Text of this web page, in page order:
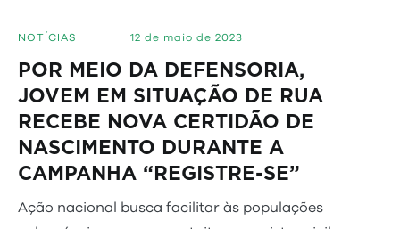
NOTÍCIAS 12 de maio de 2023
POR MEIO DA DEFENSORIA,
JOVEM EM SITUAÇÃO DE RUA
RECEBE NOVA CERTIDÃO DE
NASCIMENTO DURANTE A
CAMPANHA “REGISTRE-SE”
Ação nacional busca facilitar às populações